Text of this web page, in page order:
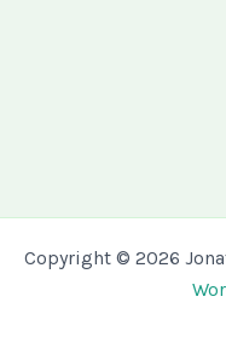
Copyright © 2026